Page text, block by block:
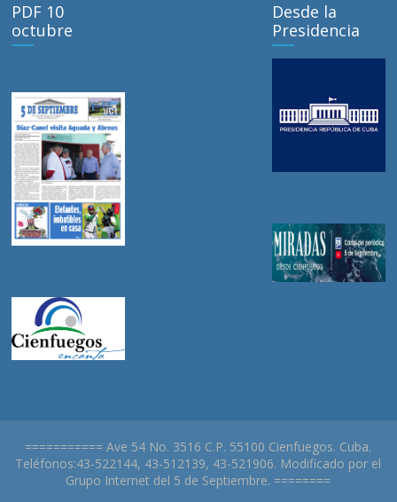
PDF 10
octubre
Desde la
Presidencia
=========== Ave 54 No. 3516 C.P. 55100 Cienfuegos. Cuba.
Teléfonos:43-522144, 43-512139, 43-521906. Modificado por el
Grupo Internet del 5 de Septiembre. ========